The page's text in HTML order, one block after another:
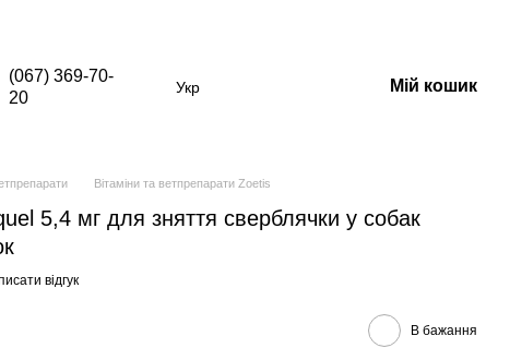
(067) 369-70-
20
Укр Мій кошик
Вітаміни та ветпрепарати Zoetis
5,4 мг для зняття сверблячки у собак
відгук
В бажання